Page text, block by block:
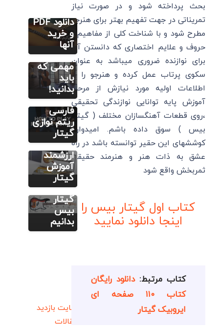
بحث پرداخته شود و در صورت نیاز
تمریناتی در جهت تفهیم بهتر برای هنرجو
مطرح شود و با شناخت کلی از مفاهیم ،
حروف و علایم اختصاری که دانستن آن
برای نوازنده ضروری میباشد به عنوان
سکوی پرتاب عمل کرده و هنرجو را با
اطلاعات اولیه مورد نیازش از مرحله
آموزش پایه توانایی نوازندگی تحقیقی
،روی قطعات آهنگسازان مختلف ( گیتار
بیس ) سوق داده باشم. امیدوارم
کوششهای این حقیر توانسته باشد در راه
عشق به ذات هنر و هنرمند حقیقی
ثمربخش واقع شود
کتاب اول گیتار بیس را
اینجا دانلود نمایید
کتاب مرتبط:دانلود رایگان
کتاب ۱۱۰ صفحه ای
ایروبیک گیتار
لینک
دانلود PDF
و خرید
آنها
نحوه
نواختن
گیتار
بیس و
نکات
مهمی که
باید
بدانید!
ریتم نوازی در
گیتار
دانلود
کتاب
بسیار
کاربردی
آموزش
فارسی
ریتم نوازی
گیتار
کتاب آموزش
گیتار
دانلود
کتاب
ارزشمند
آموزش
گیتار
آموزش گیتار
بیس
آموزش گیتار
به زبان ساده
همه آنچه
که باید
درباره
گیتار
بیس
بدانیم
سایت بازدید
مقالات